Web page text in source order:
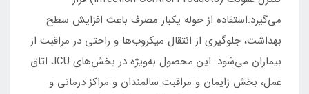
می‌گیرد.استفاده از حوله یکبار مصرف باعث افزایش سطح
بهداشت، جلوگیری از انتقال میکروب‌ها و راحتی در مراقبت از
بیماران می‌شود. این محصول به‌ویژه در بخش‌های ICU، اتاق
عمل، بخش زایمان و مراقبت سالمندان و مراکز درمانی و